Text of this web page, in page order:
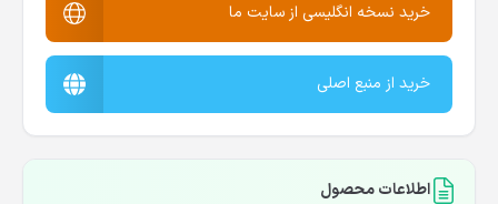
خرید نسخه انگلیسی از سایت ما
خرید از منبع اصلی
اطلاعات محصول